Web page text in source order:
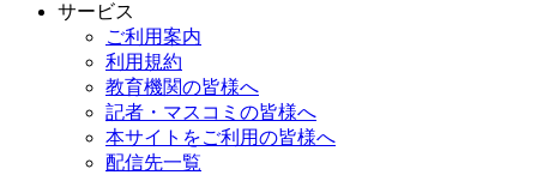
サービス
ご利用案内
利用規約
教育機関の皆様へ
記者・マスコミの皆様へ
本サイトをご利用の皆様へ
配信先一覧